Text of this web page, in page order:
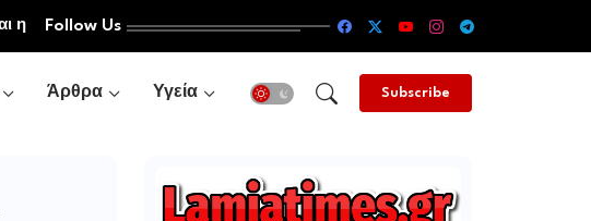
Follow Us
Άρθρα Υγεία Subscribe